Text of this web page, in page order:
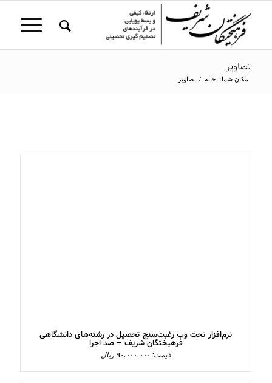
تصاویر
مکان شما: خانه / تصاویر
نرم‌افزار تحت وب رغبت‌سنج تحصیل در رشته‌های دانشگاهی
فرهیختگان شریف – صد اجرا
قیمت: ۹۰،۰۰۰،۰۰۰ ریال